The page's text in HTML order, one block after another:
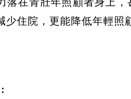
少住院，更能降低年輕照